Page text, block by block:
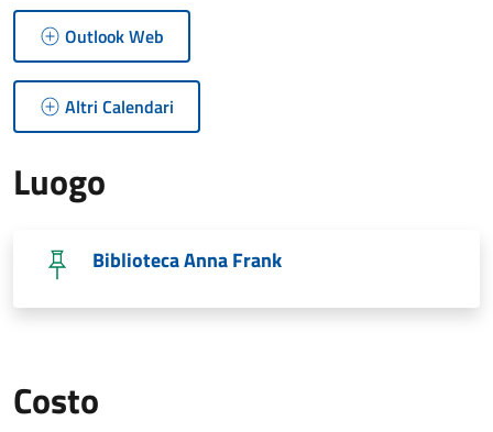
Outlook Web
Altri Calendari
Luogo
Biblioteca Anna Frank
Costo